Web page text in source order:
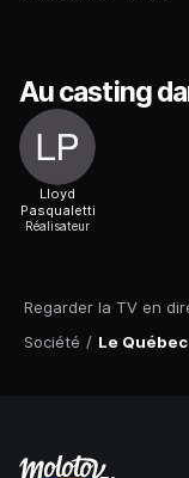
Regarder la TV en
Société / Le
Au casting
Lloyd
Pasqualetti
Réalisateur